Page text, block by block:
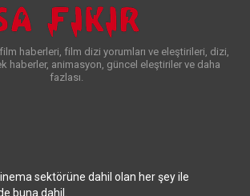
haberleri, film dizi yorumları ve eleştirileri, dizi,
haberler, animasyon, güncel eleştiriler ve daha
fazlası.
sektörüne dahil olan her şey ile
buna dahil.